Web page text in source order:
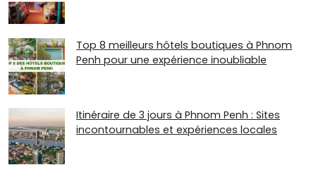
Top 8 meilleurs hôtels boutiques à Phnom
Penh pour une expérience inoubliable
Itinéraire de 3 jours à Phnom Penh : Sites
incontournables et expériences locales